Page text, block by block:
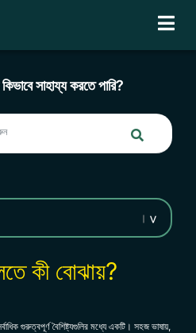
সাহায্য করতে পারি?
কী বোঝায়?
গুরুত্বপূর্ণ বৈশিষ্ট্যগুলির মধ্যে একটি। সহজ ভাষায়,